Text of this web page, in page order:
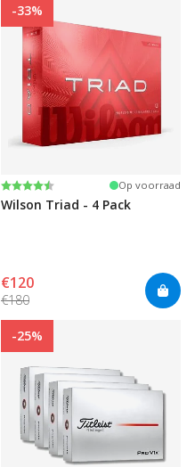
-33%
Beoordeling:
4.3 uit 5 sterren Op voorraad
Wilson Triad - 4 Pack
€120
€180
-25%